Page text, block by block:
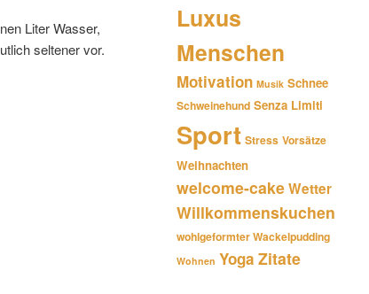
Liter Wasser,
seltener vor.
Luxus
Menschen
Motivation Musik Schnee
Schweinehund Senza Limiti
Sport Stress Vorsätze
Weihnachten
welcome-cakeWetter
Willkommenskuchen
wohlgeformter Wackelpudding
Wohnen Yoga Zitate